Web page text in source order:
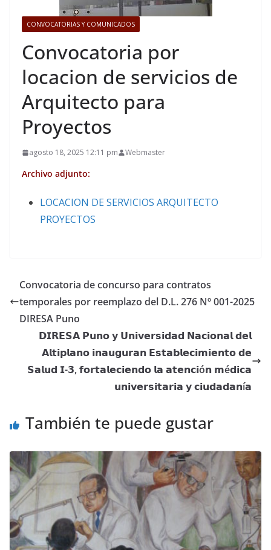
CONVOCATORIAS Y COMUNICADOS
Convocatoria por
locacion de servicios de
Arquitecto para
Proyectos
agosto 18, 2025 12:11 pm Webmaster
Archivo adjunto:
LOCACION DE SERVICIOS ARQUITECTO
PROYECTOS
Convocatoria de concurso para contratos
temporales por reemplazo del D.L. 276 Nº 001-2025
DIRESA Puno
𝗗𝗜𝗥𝗘𝗦𝗔 𝗣𝘂𝗻𝗼 𝘆 𝗨𝗻𝗶𝘃𝗲𝗿𝘀𝗶𝗱𝗮𝗱 𝗡𝗮𝗰𝗶𝗼𝗻𝗮𝗹 𝗱𝗲𝗹
𝗔𝗹𝘁𝗶𝗽𝗹𝗮𝗻𝗼 𝗶𝗻𝗮𝘂𝗴𝘂𝗿𝗮𝗻 𝗘𝘀𝘁𝗮𝗯𝗹𝗲𝗰𝗶𝗺𝗶𝗲𝗻𝘁𝗼 𝗱𝗲
𝗦𝗮𝗹𝘂𝗱 𝗜-𝟯, 𝗳𝗼𝗿𝘁𝗮𝗹𝗲𝗰𝗶𝗲𝗻𝗱𝗼 𝗹𝗮 𝗮𝘁𝗲𝗻𝗰𝗶ó𝗻 𝗺é𝗱𝗶𝗰𝗮
𝘂𝗻𝗶𝘃𝗲𝗿𝘀𝗶𝘁𝗮𝗿𝗶𝗮 𝘆 𝗰𝗶𝘂𝗱𝗮𝗱𝗮𝗻í𝗮
También te puede gustar